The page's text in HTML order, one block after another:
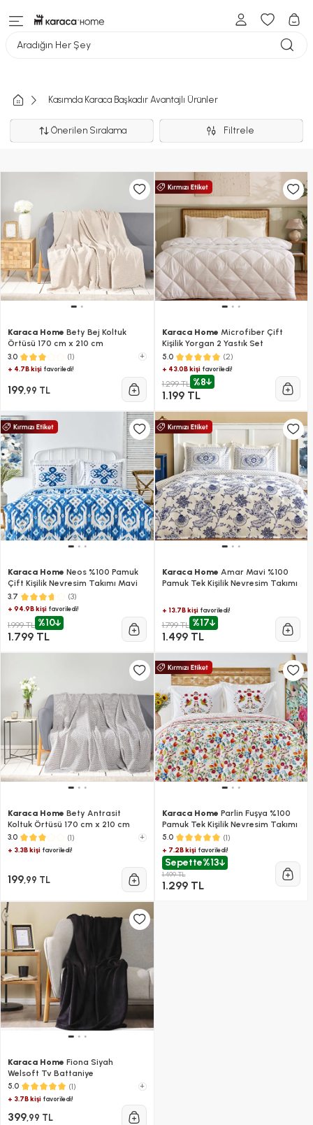
Aradığın Her Şey
Kasımda Karaca Başkadır Avantajlı Ürünler
Önerilen Sıralama Filtrele
Karaca Home Bety Bej Koltuk
Örtüsü 170 cm x 210 cm
3.0 (1)
+
+ 4.7B kişi favoriledi!
199,99 TL
Karaca Home Microfiber Çift
Kişilik Yorgan 2 Yastık Set
5.0 (2)
+ 43.0B kişifavoriledi!
1.299 TL %8
1.199 TL
Karaca Home Neos %100 Pamuk
Çift Kişilik Nevresim Takımı Mavi
3.7 (3)
+ 94.9B kişi favoriledi!
1.999 TL %10
1.799 TL
Karaca Home Amar Mavi %100
Pamuk Tek Kişilik Nevresim Takımı
+ 13.7B kişifavoriledi!
1.799 TL %17
1.499 TL
Karaca Home Bety Antrasit
Koltuk Örtüsü 170 cm x 210 cm
3.0 (1)
+
+ 3.3B kişi favoriledi!
199,99 TL
Karaca Home Parlin Fuşya %100
Pamuk Tek Kişilik Nevresim Takımı
5.0 (1)
+ 7.2B kişifavoriledi!
Sepette%13
1.499 TL
1.299 TL
Karaca Home Fiona Siyah
Welsoft Tv Battaniye
5.0 (1)
+
+ 3.7B kişi favoriledi!
399,99 TL